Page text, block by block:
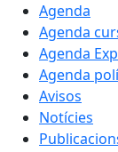
Agenda
Agenda
Agenda
Agenda
Avisos
Notícies